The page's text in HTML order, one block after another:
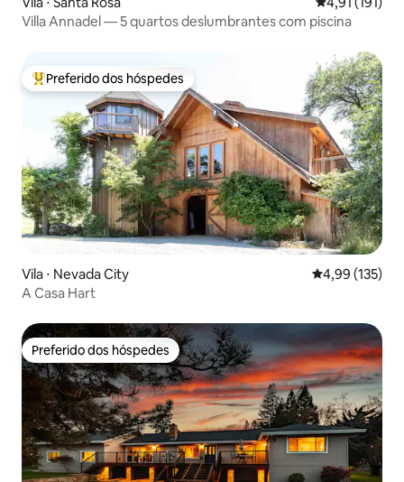
Villa Annadel — 5 quartos deslumbrantes com piscina
Entre os melhores preferidos dos hóspedes
Preferido dos hóspedes
Vila ⋅ Nevada City 4,99 de uma
4,99 (135)
A Casa Hart
Preferido dos hóspedes
Preferido dos hóspedes